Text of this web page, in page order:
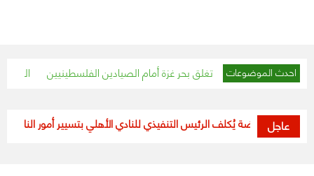
احدث الموضوعات التلفزيون الإسرائيلي تغلق بحر غزة أمام الصيادين الفلسطينيين
عاجل
وزير الرياضة يُكلف الرئيس التنفيذي للنادي الأهلي بتسيير أمور النادي بعد